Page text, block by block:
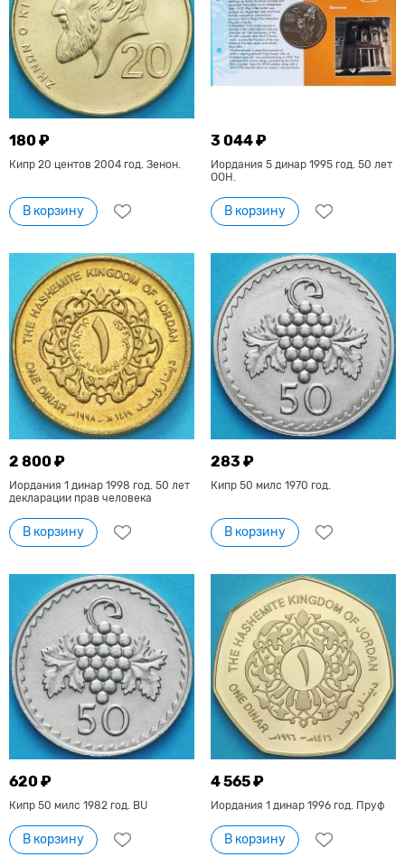
180 ₽
Кипр 20 центов 2004 год. Зенон.
В корзину
3 044 ₽
Иордания 5 динар 1995 год. 50 лет
ООН.
В корзину
2 800 ₽
Иордания 1 динар 1998 год. 50 лет
декларации прав человека
В корзину
283 ₽
Кипр 50 милс 1970 год.
В корзину
620 ₽
Кипр 50 милс 1982 год. BU
В корзину
4 565 ₽
Иордания 1 динар 1996 год. Пруф
В корзину